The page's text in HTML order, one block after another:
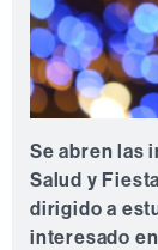
Se abren las
Salud y
dirigido a
interesado